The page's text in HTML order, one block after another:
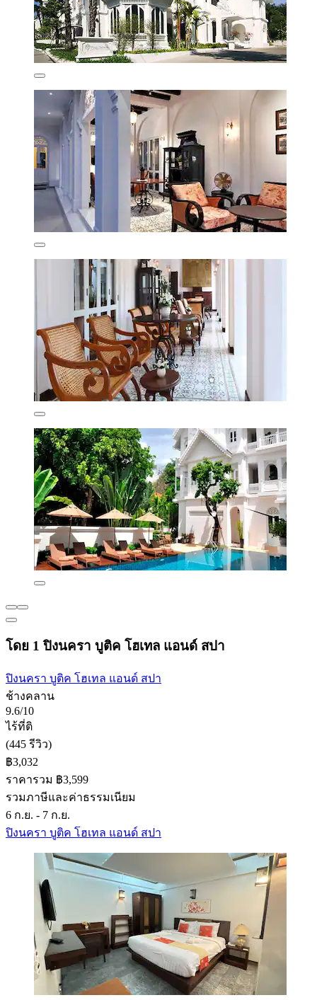
โดย 1 ปิงนครา บูติค โฮเทล แอนด์ สปา
ปิงนครา บูติค โฮเทล แอนด์ สปา
ช้างคลาน
9.6/10
ไร้ที่ติ
(445 รีวิว)
฿3,032
ราคารวม ฿3,599
รวมภาษีและค่าธรรมเนียม
6 ก.ย. - 7 ก.ย.
ปิงนครา บูติค โฮเทล แอนด์ สปา